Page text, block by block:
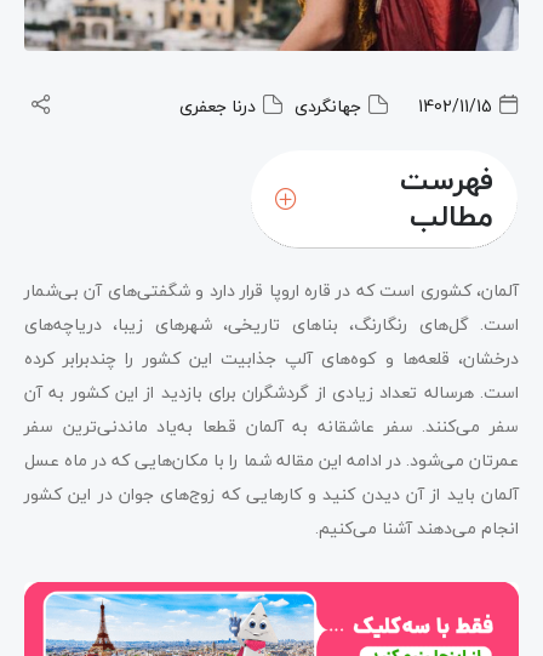
1402/11/15 جهانگردی درنا جعفری
فهرست
مطالب
آلمان، کشوری است که در قاره اروپا قرار دارد و شگفتی‌های آن بی‌شمار
است. گل‌های رنگارنگ، بناهای تاریخی، شهرهای زیبا، دریاچه‌های
درخشان، قلعه‌ها و کوه‌های آلپ جذابیت این کشور را چندبرابر کرده
است. هرساله تعداد زیادی از گردشگران برای بازدید از این کشور به آن
سفر می‌کنند. سفر عاشقانه به آلمان قطعا به‌یاد ماندنی‌ترین سفر
عمرتان می‌شود. در ادامه این مقاله شما را با مکان‌هایی که در ماه عسل
آلمان باید از آن‌ دیدن کنید و کارهایی که زوج‌های جوان در این کشور
انجام می‌دهند آشنا می‌کنیم.